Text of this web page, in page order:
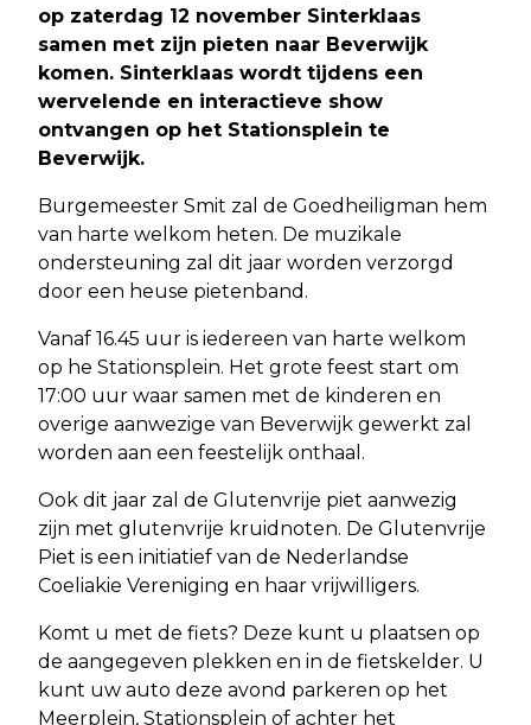
op zaterdag 12 november Sinterklaas
samen met zijn pieten naar Beverwijk
komen. Sinterklaas wordt tijdens een
wervelende en interactieve show
ontvangen op het Stationsplein te
Beverwijk.
Burgemeester Smit zal de Goedheiligman hem
van harte welkom heten. De muzikale
ondersteuning zal dit jaar worden verzorgd
door een heuse pietenband.
Vanaf 16.45 uur is iedereen van harte welkom
op he Stationsplein. Het grote feest start om
17:00 uur waar samen met de kinderen en
overige aanwezige van Beverwijk gewerkt zal
worden aan een feestelijk onthaal.
Ook dit jaar zal de Glutenvrije piet aanwezig
zijn met glutenvrije kruidnoten. De Glutenvrije
Piet is een initiatief van de Nederlandse
Coeliakie Vereniging en haar vrijwilligers.
Komt u met de fiets? Deze kunt u plaatsen op
de aangegeven plekken en in de fietskelder. U
kunt uw auto deze avond parkeren op het
Meerplein, Stationsplein of achter het